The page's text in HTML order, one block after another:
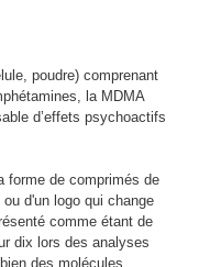
poudre) comprenant
la MDMA
d’effets psychoactifs
forme de comprimés de
d'un logo qui change
comme étant de
dix lors des analyses
des molécules